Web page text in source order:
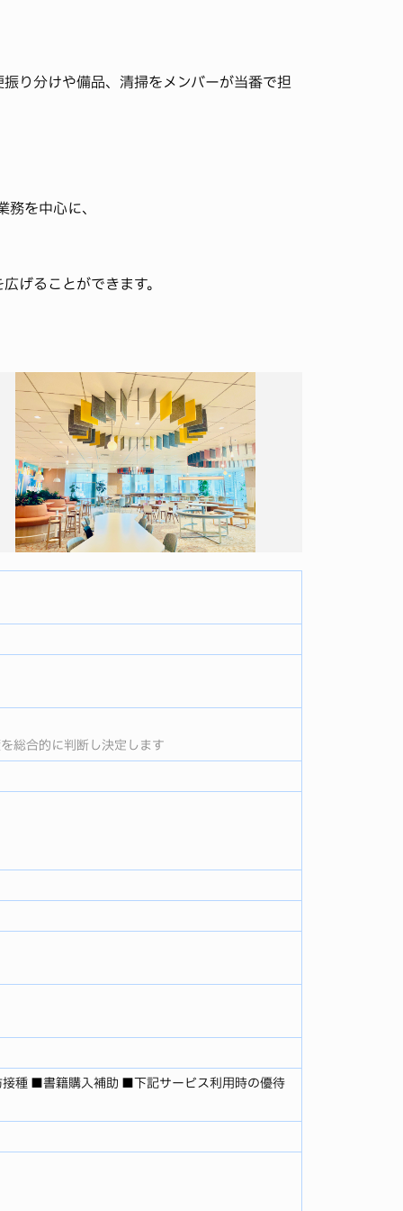
り分けや備品、清掃をメンバーが当番で担
務を中心に、
げることができます。
総合的に判断し決定します
種 ■書籍購入補助 ■下記サービス利用時の優待